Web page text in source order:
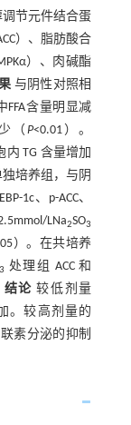
调节元件结合蛋
）、脂肪酸合
）、肉碱酯
与阴性对照相
含量明显减
（P<0.01）。
内 TG 含量增加
独培养组，与阴
1c、p-ACC、
LNa2SO3
）。在共培养
3 处理组 ACC 和
结论 较低剂量
。较高剂量的
素分泌的抑制